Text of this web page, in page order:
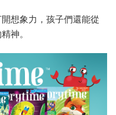
想象力，孩子們還能從
神。